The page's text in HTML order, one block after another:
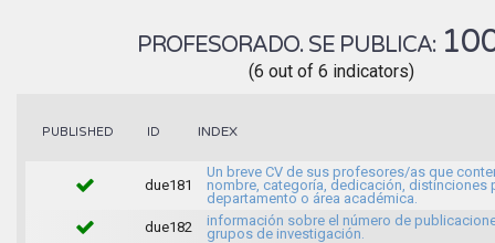
PROFESORADO. SE PUBLICA:
(6 out of 6 indicators)
PUBLISHED ID INDEX
due181
Un breve CV de sus profesores/as que
nombre, categoría, dedicación, distinciones
departamento o área académica.
due182
información sobre el número de
grupos de investigación.